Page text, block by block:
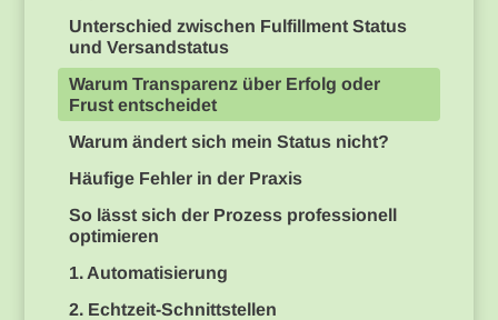
Unterschied zwischen Fulfillment Status
und Versandstatus
Warum Transparenz über Erfolg oder
Frust entscheidet
Warum ändert sich mein Status nicht?
Häufige Fehler in der Praxis
So lässt sich der Prozess professionell
optimieren
1. Automatisierung
2. Echtzeit-Schnittstellen